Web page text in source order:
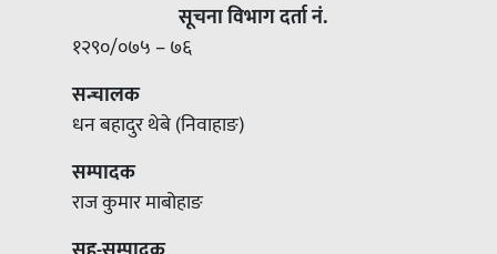
सूचना विभाग दर्ता नं.
१२९०/०७५ – ७६
सन्चालक
धन बहादुर थेबे (निवाहाङ)
सम्पादक
राज कुमार माबोहाङ